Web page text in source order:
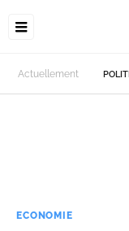
Actuellement
ECONOMIE